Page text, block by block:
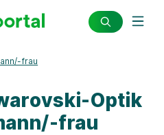
frau
Optik
frau